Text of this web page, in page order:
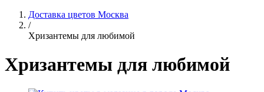
Доставка цветов Москва
/
Хризантемы для любимой
Хризантемы для любимой